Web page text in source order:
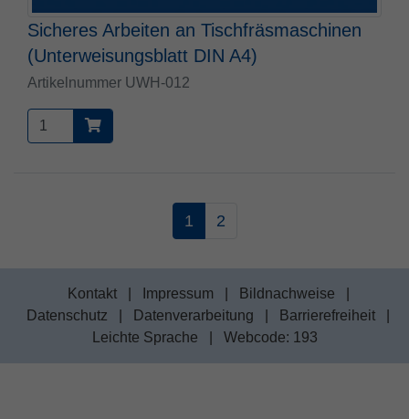
Sicheres Arbeiten an Tischfräsmaschinen
(Unterweisungsblatt DIN A4)
Artikelnummer UWH-012
1 2
Kontakt Impressum Bildnachweise
Datenschutz
Datenverarbeitung Barrierefreiheit
Leichte Sprache
Webcode: 193